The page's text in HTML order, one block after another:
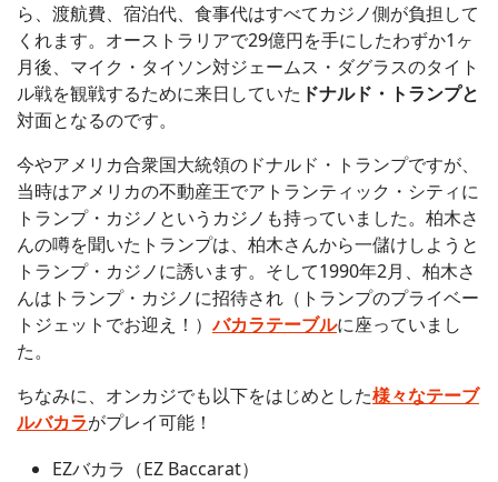
ら、渡航費、宿泊代、食事代はすべてカジノ側が負担して
くれます。オーストラリアで29億円を手にしたわずか1ヶ
月後、マイク・タイソン対ジェームス・ダグラスのタイト
ル戦を観戦するために来日していた ドナルド・トランプと
対面となるのです。
今やアメリカ合衆国大統領のドナルド・トランプですが、
当時はアメリカの不動産王でアトランティック・シティに
トランプ・カジノというカジノも持っていました。柏木さ
んの噂を聞いたトランプは、柏木さんから一儲けしようと
トランプ・カジノに誘います。そして1990年2月、柏木さ
んはトランプ・カジノに招待され（トランプのプライベー
トジェットでお迎え！）バカラテーブルに座っていまし
た。
ちなみに、オンカジでも以下をはじめとした様々なテーブ
ルバカラがプレイ可能！
EZバカラ（EZ Baccarat）